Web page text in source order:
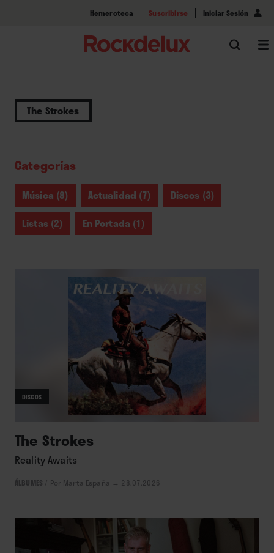
Hemeroteca Suscribirse Iniciar Sesión
The Strokes
Categorías
Música (8) Actualidad (7)
Discos (3)
Listas (2)
En Portada (1)
DISCOS
The Strokes
Reality Awaits
ÁLBUMES Por Marta España → 28.07.2026